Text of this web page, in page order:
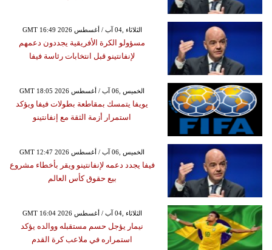
GMT 16:49 2026 الثلاثاء ,04 آب / أغسطس
مسؤولو الكرة الأفريقية يجددون دعمهم
لإنفانتينو قبل انتخابات رئاسة فيفا
GMT 18:05 2026 الخميس ,06 آب / أغسطس
يويفا يتمسك بمقاطعة بطولات فيفا ويؤكد
استمرار أزمة الثقة مع إنفانتينو
GMT 12:47 2026 الخميس ,06 آب / أغسطس
فيفا يجدد دعمه لإنفانتينو ويقر بأخطاء مشروع
بيع حقوق كأس العالم
GMT 16:04 2026 الثلاثاء ,04 آب / أغسطس
نيمار يؤجل حسم مستقبله ووالده يؤكد
استمراره في ملاعب كرة القدم